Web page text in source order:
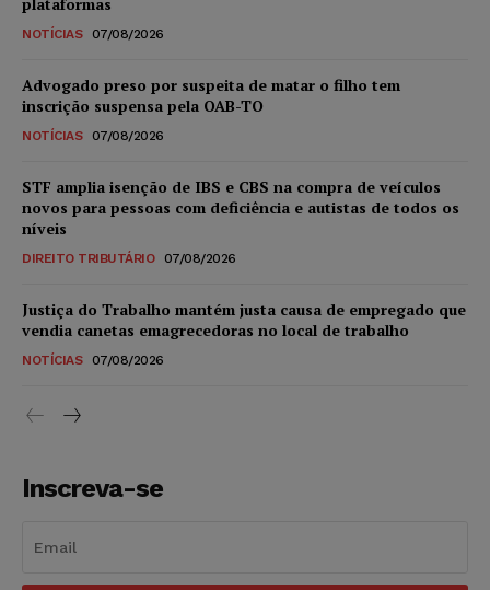
NOTÍCIAS 07/08/2026
Advogado preso por suspeita de matar o filho tem
inscrição suspensa pela OAB-TO
NOTÍCIAS 07/08/2026
STF amplia isenção de IBS e CBS na compra de veículos
novos para pessoas com deficiência e autistas de todos os
níveis
DIREITO TRIBUTÁRIO 07/08/2026
Justiça do Trabalho mantém justa causa de empregado que
vendia canetas emagrecedoras no local de trabalho
NOTÍCIAS 07/08/2026
Inscreva-se